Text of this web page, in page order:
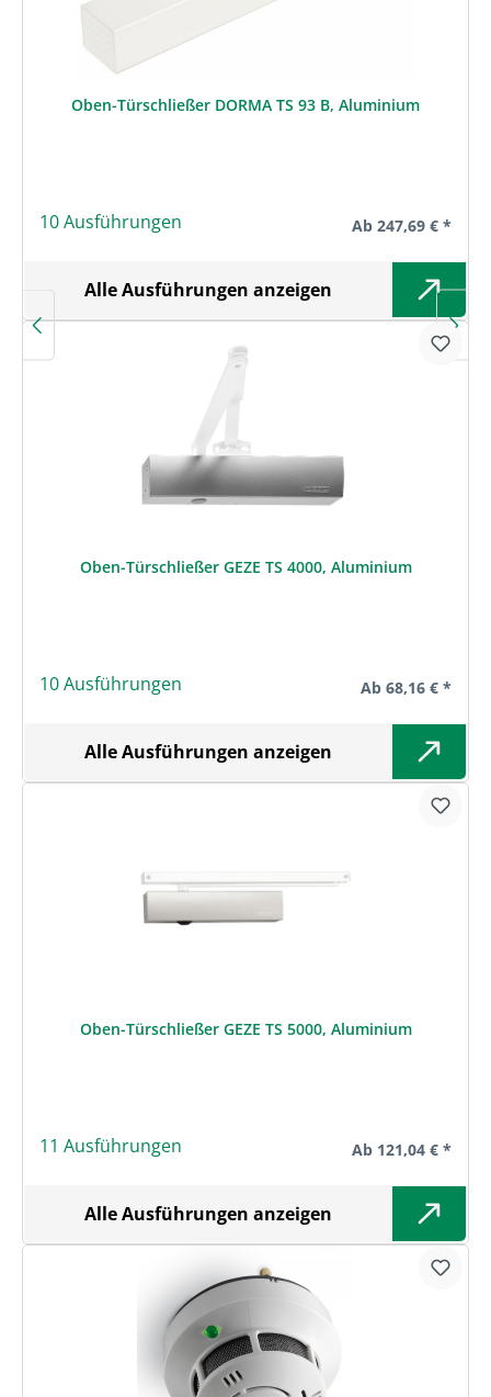
Oben-Türschließer DORMA TS 93 B, Aluminium
10 Ausführungen Regulärer Preis:
Ab 247,69 € *
Alle Ausführungen anzeigen
Oben-Türschließer GEZE TS 4000, Aluminium
10 Ausführungen Regulärer Preis:
Ab 68,16 € *
Alle Ausführungen anzeigen
Oben-Türschließer GEZE TS 5000, Aluminium
11 Ausführungen Regulärer Preis:
Ab 121,04 € *
Alle Ausführungen anzeigen